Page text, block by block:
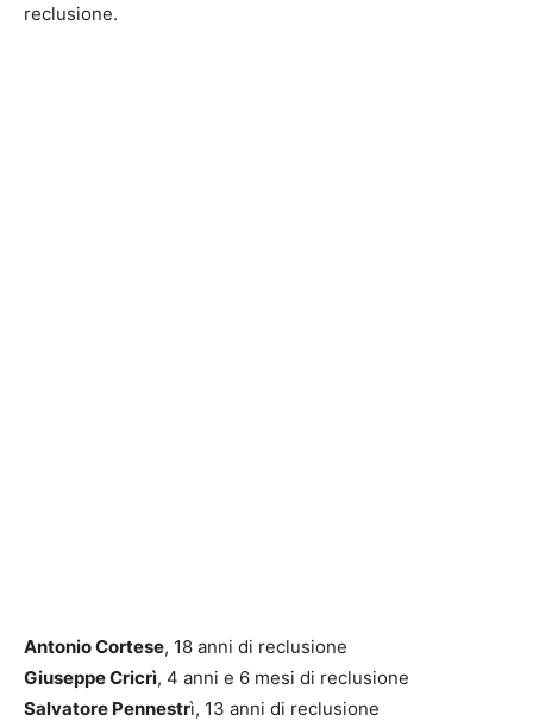
reclusione.
Antonio Cortese, 18 anni di reclusione
Giuseppe Cricrì, 4 anni e 6 mesi di reclusione
Salvatore Pennestrì, 13 anni di reclusione